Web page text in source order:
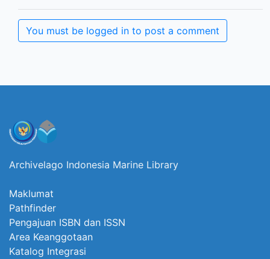
You must be logged in to post a comment
Archivelago Indonesia Marine Library
Maklumat
Pathfinder
Pengajuan ISBN dan ISSN
Area Keanggotaan
Katalog Integrasi